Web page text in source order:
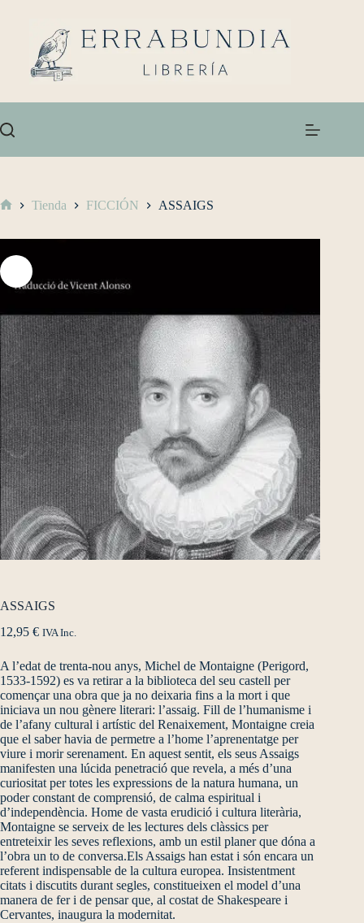
Tienda FICCIÓN ASSAIGS
ASSAIGS
12,95 € IVA Inc.
A l’edat de trenta-nou anys, Michel de Montaigne (Perigord,
1533-1592) es va retirar a la biblioteca del seu castell per
començar una obra que ja no deixaria fins a la mort i que
iniciava un nou gènere literari: l’assaig. Fill de l’humanisme i
de l’afany cultural i artístic del Renaixement, Montaigne creia
que el saber havia de permetre a l’home l’aprenentatge per
viure i morir serenament. En aquest sentit, els seus Assaigs
manifesten una lúcida penetració que revela, a més d’una
curiositat per totes les expressions de la natura humana, un
poder constant de comprensió, de calma espiritual i
d’independència. Home de vasta erudició i cultura literària,
Montaigne se serveix de les lectures dels clàssics per
entreteixir les seves reflexions, amb un estil planer que dóna a
l’obra un to de conversa.Els Assaigs han estat i són encara un
referent indispensable de la cultura europea. Insistentment
citats i discutits durant segles, constitueixen el model d’una
manera de fer i de pensar que, al costat de Shakespeare i
Cervantes, inaugura la modernitat.